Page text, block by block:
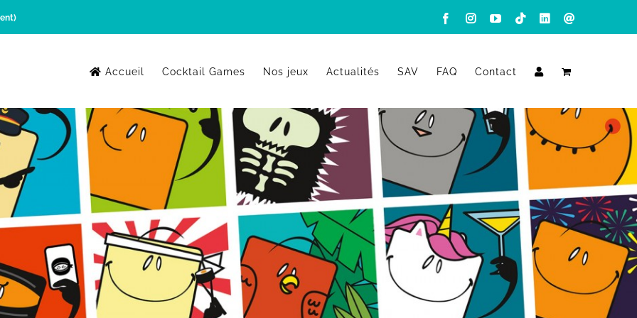
FacebookInstagram
YouTube
TiktokLinkedIn
Accueil Cocktail Games Nos jeux Actualités SAV FAQ Contact